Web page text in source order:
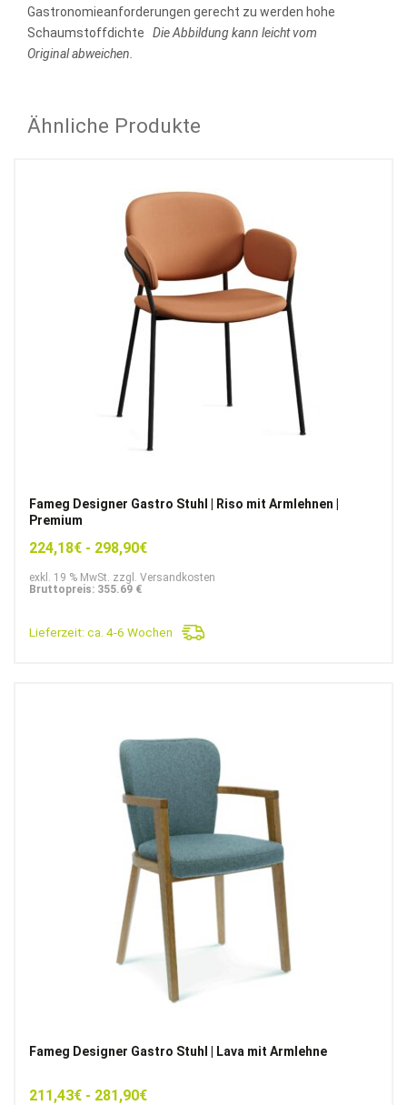
Gastronomieanforderungen gerecht zu werden hohe
Schaumstoffdichte Die Abbildung kann leicht vom
Original abweichen.
Ähnliche Produkte
Fameg Designer Gastro Stuhl | Riso mit Armlehnen |
Premium
224,18€ - 298,90€
exkl. 19 % MwSt. zzgl. Versandkosten
Bruttopreis: 355.69 €
Lieferzeit: ca. 4-6 Wochen
Fameg Designer Gastro Stuhl | Lava mit Armlehne
211,43€ - 281,90€